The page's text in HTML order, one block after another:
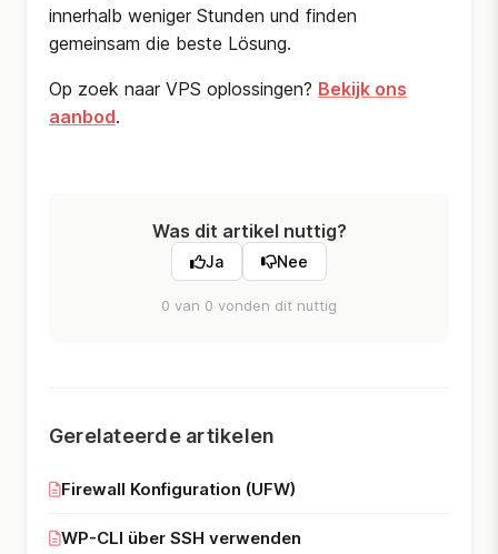
innerhalb weniger Stunden und finden
gemeinsam die beste Lösung.
Op zoek naar VPS oplossingen? Bekijk ons
aanbod.
Was dit artikel nuttig?
Ja Nee
0 van 0 vonden dit nuttig
Gerelateerde artikelen
Firewall Konfiguration (UFW)
WP-CLI über SSH verwenden